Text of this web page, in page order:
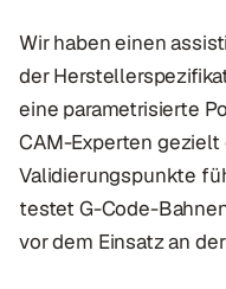
Wir haben einen
der
eine parametrisierte
CAM-Experten gezielt
Validierungspunkte
testet G-Code-
vor dem Einsatz an